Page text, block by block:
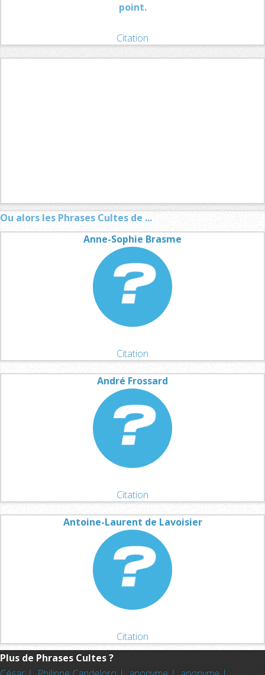
point.
Citation
Ou alors les Phrases Cultes de ...
Anne-Sophie Brasme
Citation
André Frossard
Citation
Antoine-Laurent de Lavoisier
Citation
Plus de Phrases Cultes ?